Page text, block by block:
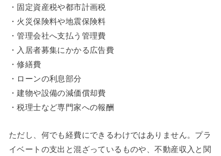
・固定資産税や都市計画税
・火災保険料や地震保険料
・管理会社へ支払う管理費
・入居者募集にかかる広告費
・修繕費
・ローンの利息部分
・建物や設備の減価償却費
・税理士など専門家への報酬
ただし、何でも経費にできるわけではありません。プラ
イベートの支出と混ざっているものや、不動産収入と関